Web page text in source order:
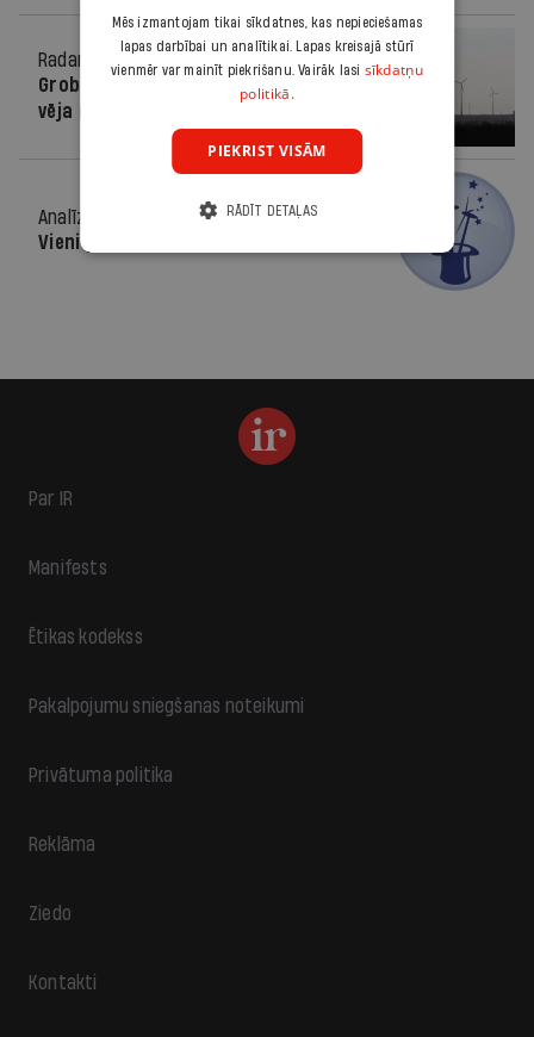
Radars
02.11.2011.
Grobiņas iedzīvotāji vēršas ECT pret
vēja ģeneratoriem
Analīze
Vieni pret vēju
Par IR
Manifests
Ētikas kodekss
Pakalpojumu sniegšanas noteikumi
Privātuma politika
Reklāma
Ziedo
Kontakti
Mēs izmantojam tikai sīkdatnes, kas nepieciešamas
lapas darbībai un analītikai. Lapas kreisajā stūrī
vienmēr var mainīt piekrišanu. Vairāk lasi sīkdatņu
politikā.
PIEKRIST VISĀM
RĀDĪT DETAĻAS